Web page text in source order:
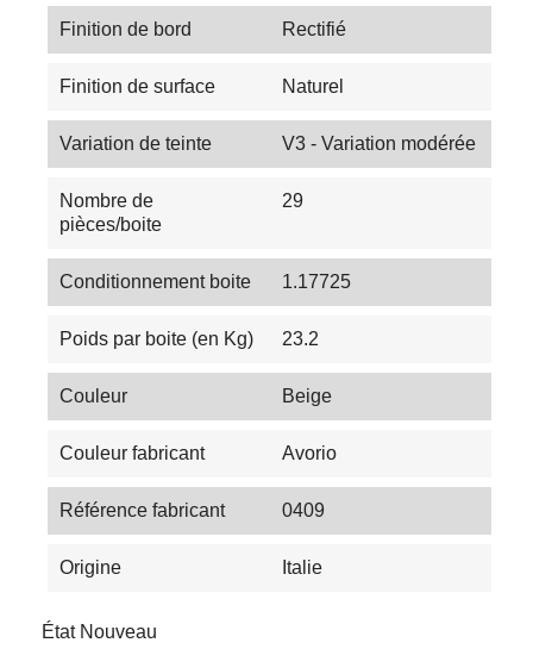
Finition de bord Rectifié
Finition de surface Naturel
Variation de teinte V3 - Variation modérée
Nombre de
pièces/boite
29
Conditionnement boite 1.17725
Poids par boite (en Kg) 23.2
Couleur Beige
Couleur fabricant Avorio
Référence fabricant 0409
Origine Italie
État Nouveau